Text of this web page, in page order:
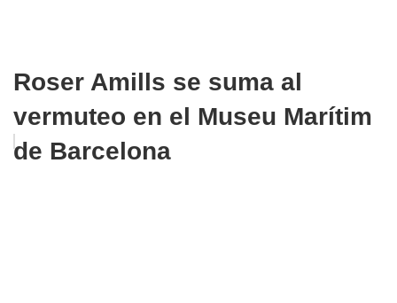
Roser Amills se suma al
vermuteo en el Museu Marítim
de Barcelona